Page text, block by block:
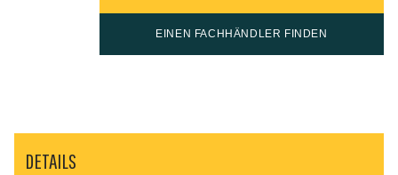
EINEN FACHHÄNDLER FINDEN
DETAILS